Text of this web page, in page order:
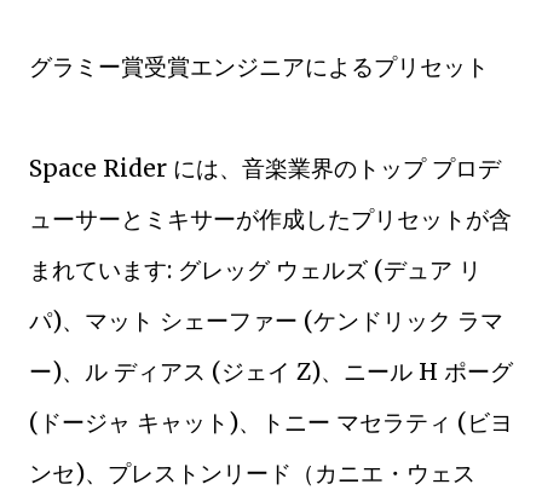
グラミー賞受賞エンジニアによるプリセット
Space Rider には、音楽業界のトップ プロデ
ューサーとミキサーが作成したプリセットが含
まれています: グレッグ ウェルズ (デュア リ
パ)、マット シェーファー (ケンドリック ラマ
ー)、ル ディアス (ジェイ Z)、ニール H ポーグ
(ドージャ キャット)、トニー マセラティ (ビヨ
ンセ)、プレストンリード（カニエ・ウェス